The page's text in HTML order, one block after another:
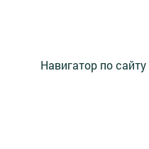
Навигатор по сайту